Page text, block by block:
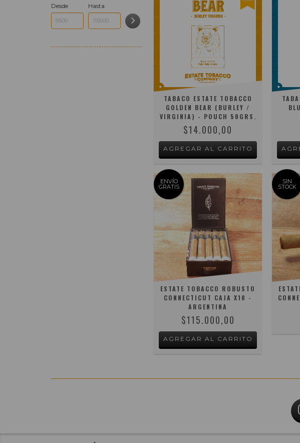
Desde Hasta
TABACO ESTATE TOBACCO
GOLDEN BEAR (BURLEY /
VIRGINIA) - POUCH 50GRS.
$14.000,00
ENVÍO
GRATIS
ESTATE TOBACCO ROBUSTO
CONNECTICUT CAJA X10 -
ARGENTINA
$115.000,00
SIN
STOCK